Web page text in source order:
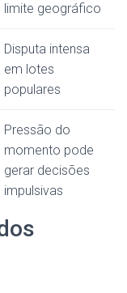
limite geográfico
Disputa intensa
em lotes
populares
Pressão do
momento pode
gerar decisões
impulsivas